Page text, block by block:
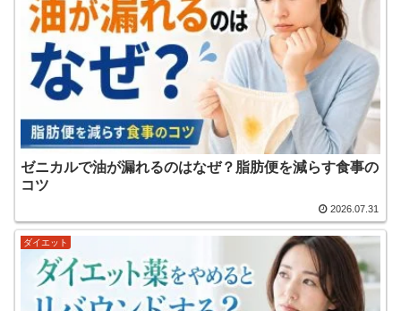
ゼニカルで油が漏れるのはなぜ？脂肪便を減らす食事の
コツ
2026.07.31
ダイエット